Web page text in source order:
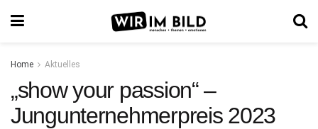
Home Aktuelles
„show your passion“ –
Jungunternehmerpreis 2023